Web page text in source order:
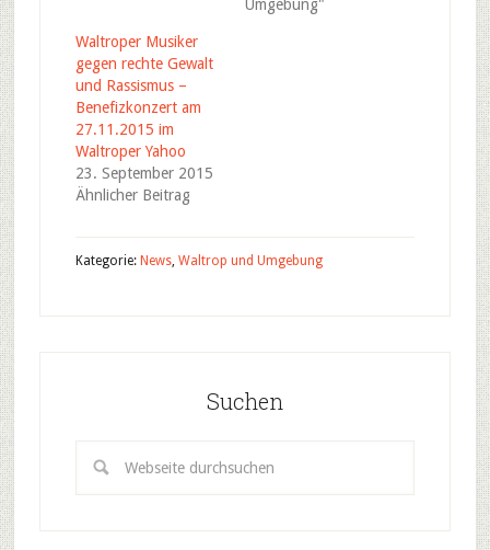
Umgebung"
Waltroper Musiker
gegen rechte Gewalt
und Rassismus –
Benefizkonzert am
27.11.2015 im
Waltroper Yahoo
23. September 2015
Ähnlicher Beitrag
Kategorie: News, Waltrop und Umgebung
Suchen